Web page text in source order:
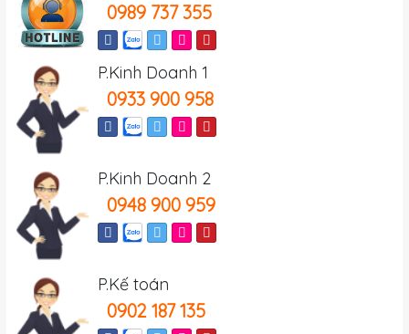
0989 737 355
P.Kinh Doanh 1
0933 900 958
P.Kinh Doanh 2
0948 900 959
P.Kế toán
0902 187 135